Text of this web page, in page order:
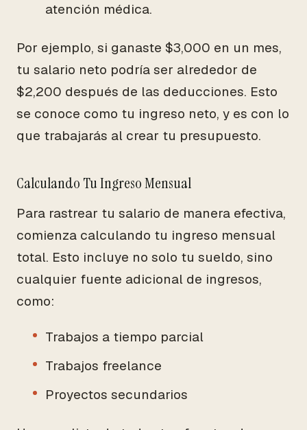
atención médica.
Por ejemplo, si ganaste $3,000 en un mes,
tu salario neto podría ser alrededor de
$2,200 después de las deducciones. Esto
se conoce como tu ingreso neto, y es con lo
que trabajarás al crear tu presupuesto.
Calculando Tu Ingreso Mensual
Para rastrear tu salario de manera efectiva,
comienza calculando tu ingreso mensual
total. Esto incluye no solo tu sueldo, sino
cualquier fuente adicional de ingresos,
como:
Trabajos a tiempo parcial
Trabajos freelance
Proyectos secundarios